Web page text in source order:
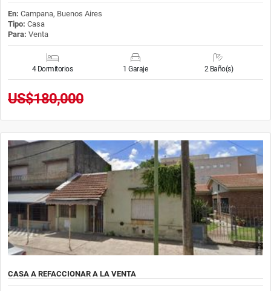
En: Campana, Buenos Aires
Tipo: Casa
Para: Venta
4 Dormitorios 1 Garaje 2 Baño(s)
US$180,000
CASA A REFACCIONAR A LA VENTA